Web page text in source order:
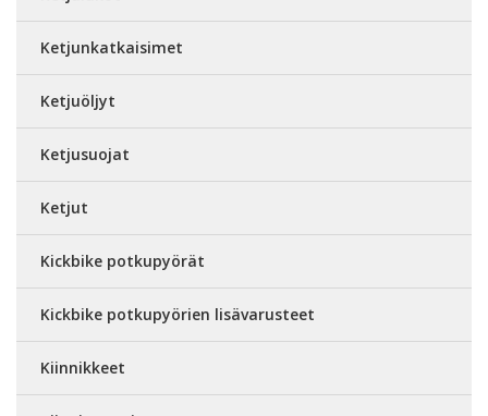
Ketjunkatkaisimet
Ketjuöljyt
Ketjusuojat
Ketjut
Kickbike potkupyörät
Kickbike potkupyörien lisävarusteet
Kiinnikkeet